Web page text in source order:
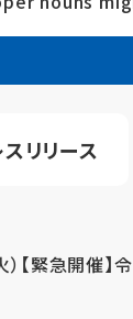
リリース
）【緊急開催